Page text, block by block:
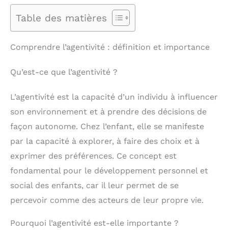
Table des matières
Comprendre l’agentivité : définition et importance
Qu’est-ce que l’agentivité ?
L’agentivité est la capacité d’un individu à influencer
son environnement et à prendre des décisions de
façon autonome. Chez l’enfant, elle se manifeste
par la capacité à explorer, à faire des choix et à
exprimer des préférences. Ce concept est
fondamental pour le développement personnel et
social des enfants, car il leur permet de se
percevoir comme des acteurs de leur propre vie.
Pourquoi l’agentivité est-elle importante ?